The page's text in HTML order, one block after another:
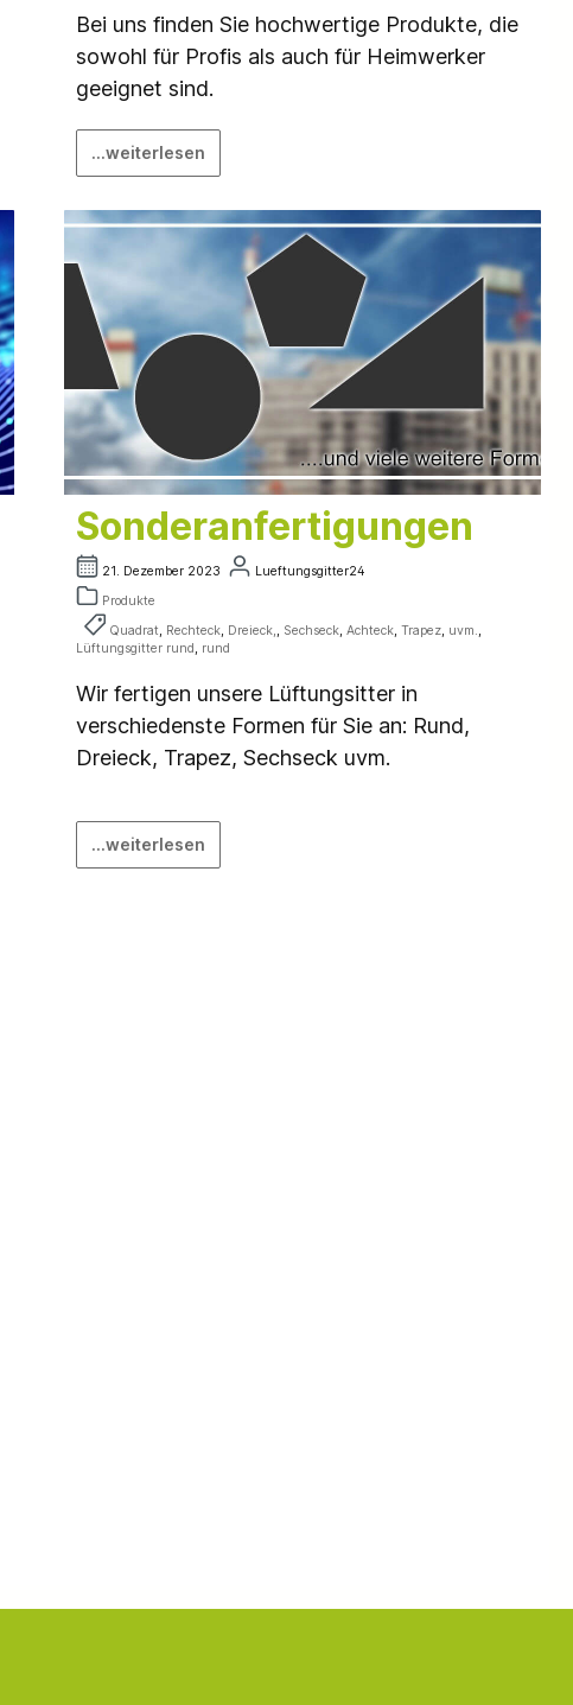
Bei uns finden Sie hochwertige Produkte, die
sowohl für Profis als auch für Heimwerker
geeignet sind.
...weiterlesen
Sonderanfertigungen
21. Dezember 2023
Lueftungsgitter24
Produkte
Quadrat, Rechteck, Dreieck,, Sechseck,Achteck,Trapez, uvm.,
Lüftungsgitter rund, rund
Wir fertigen unsere Lüftungsitter in
verschiedenste Formen für Sie an: Rund,
Dreieck, Trapez, Sechseck uvm.
...weiterlesen